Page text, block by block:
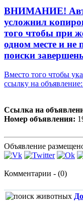
ВНИМАНИЕ!
усложнил
того чтобы при
одном месте и не
поиски
Вместо того чтобы
ссылку на
Ссылка на
Номер объявления:
Объявление
Комментарии - (0)